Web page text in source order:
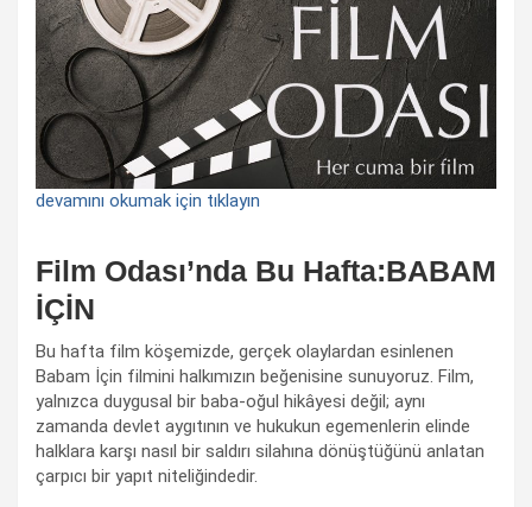
devamını okumak için tıklayın
Film Odası’nda Bu Hafta:BABAM
İÇİN
Bu hafta film köşemizde, gerçek olaylardan esinlenen
Babam İçin filmini halkımızın beğenisine sunuyoruz. Film,
yalnızca duygusal bir baba-oğul hikâyesi değil; aynı
zamanda devlet aygıtının ve hukukun egemenlerin elinde
halklara karşı nasıl bir saldırı silahına dönüştüğünü anlatan
çarpıcı bir yapıt niteliğindedir.